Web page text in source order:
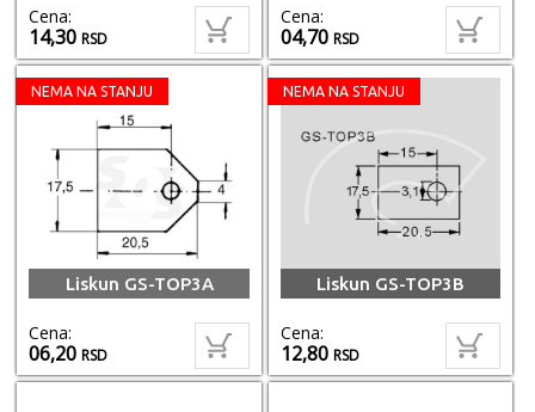
Cena:
14,30RSD
Cena:
04,70RSD
NEMA NA STANJU
Liskun GS-TOP3A
Cena:
06,20RSD
NEMA NA STANJU
Liskun GS-TOP3B
Cena:
12,80RSD